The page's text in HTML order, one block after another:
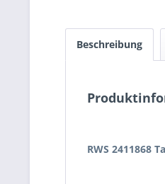
Beschreibung
RWS 2411868